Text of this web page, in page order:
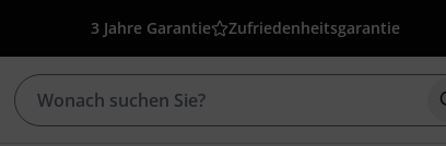
3 Jahre Garantie Zufriedenheitsgarantie